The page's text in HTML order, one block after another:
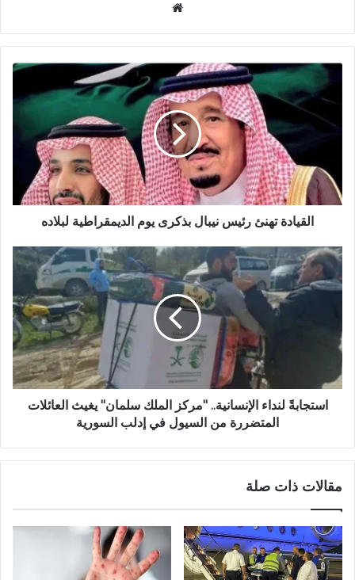
ق
ع
ا
ل
و
ي
ب
القيادة تهنئ رئيس نيبال بذكرى يوم الديمقراطية لبلاده
استجابةً لنداء الإنسانية.. "مركز الملك سلمان" يغيث العائلات
المتضررة من السيول في إدلب السورية
مقالات ذات صلة